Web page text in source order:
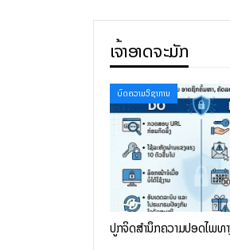
ເຈົ້າອາດຈະມັກ
ບົດຄວາມວິຊາການ
ປູກຈິດສໍານຶກຄວາມປອດໄພທາ